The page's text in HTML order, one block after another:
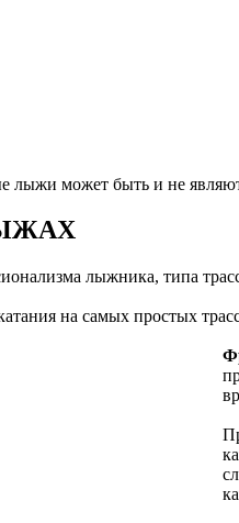
может быть и не
лыжника, типа
на самых простых